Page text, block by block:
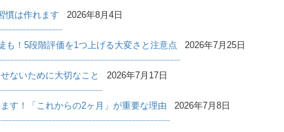
慣は作れます 2026年8月4日
も！5段階評価を1つ上げる大変さと注意点 2026年7月25日
ないために大切なこと 2026年7月17日
す！「これからの2ヶ月」が重要な理由 2026年7月8日